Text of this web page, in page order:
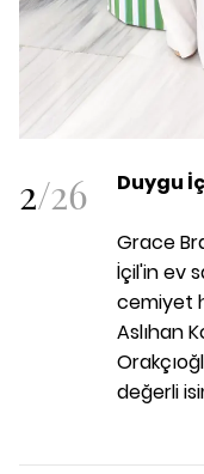
2/26 Duygu
Grace
İçil'in ev
cemiyet
Aslıhan
değerli